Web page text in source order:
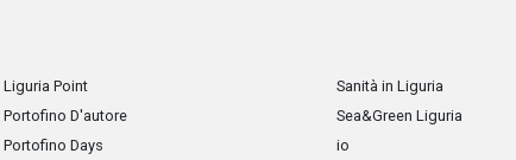
Liguria Point
Portofino D'autore
Portofino Days
Sanità in Liguria
Sea&Green Liguria
io